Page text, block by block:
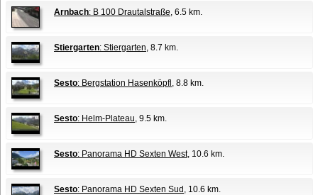
Arnbach: B 100 Drautalstraße, 6.5 km.
Stiergarten: Stiergarten, 8.7 km.
Sesto: Bergstation Hasenköpfl , 8.8 km.
Sesto: Helm-Plateau, 9.5 km.
Sesto: Panorama HD Sexten West, 10.6 km.
Sesto: Panorama HD Sexten Sud , 10.6 km.